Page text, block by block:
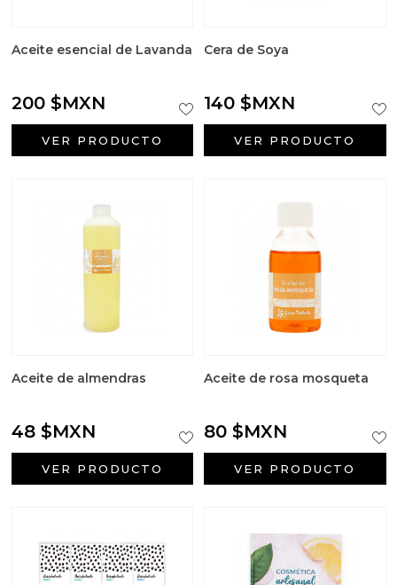
Aceite esencial de Lavanda
200 $MXN
VER PRODUCTO
Cera de Soya
140 $MXN
VER PRODUCTO
Aceite de almendras
48 $MXN
VER PRODUCTO
Aceite de rosa mosqueta
80 $MXN
VER PRODUCTO